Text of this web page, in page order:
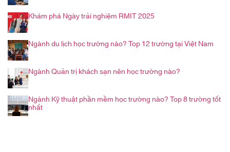
Khám phá Ngày trải nghiệm RMIT 2025
Ngành du lịch học trường nào? Top 12 trường tại Việt Nam
Ngành Quản trị khách sạn nên học trường nào?
Ngành Kỹ thuật phần mềm học trường nào? Top 8 trường tốt
nhất